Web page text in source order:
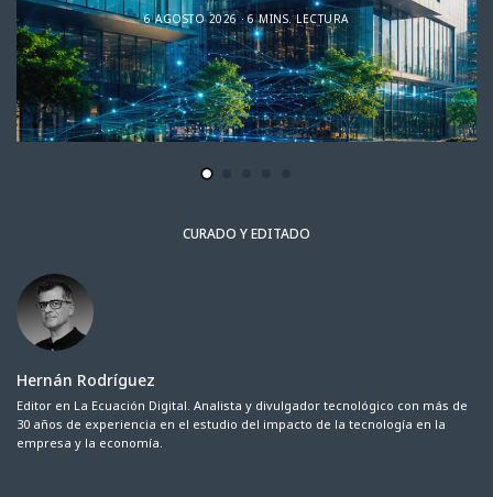
6 AGOSTO 2026 6 MINS. LECTURA
CURADO Y EDITADO
Hernán Rodríguez
Editor en La Ecuación Digital. Analista y divulgador tecnológico con más de
30 años de experiencia en el estudio del impacto de la tecnología en la
empresa y la economía.